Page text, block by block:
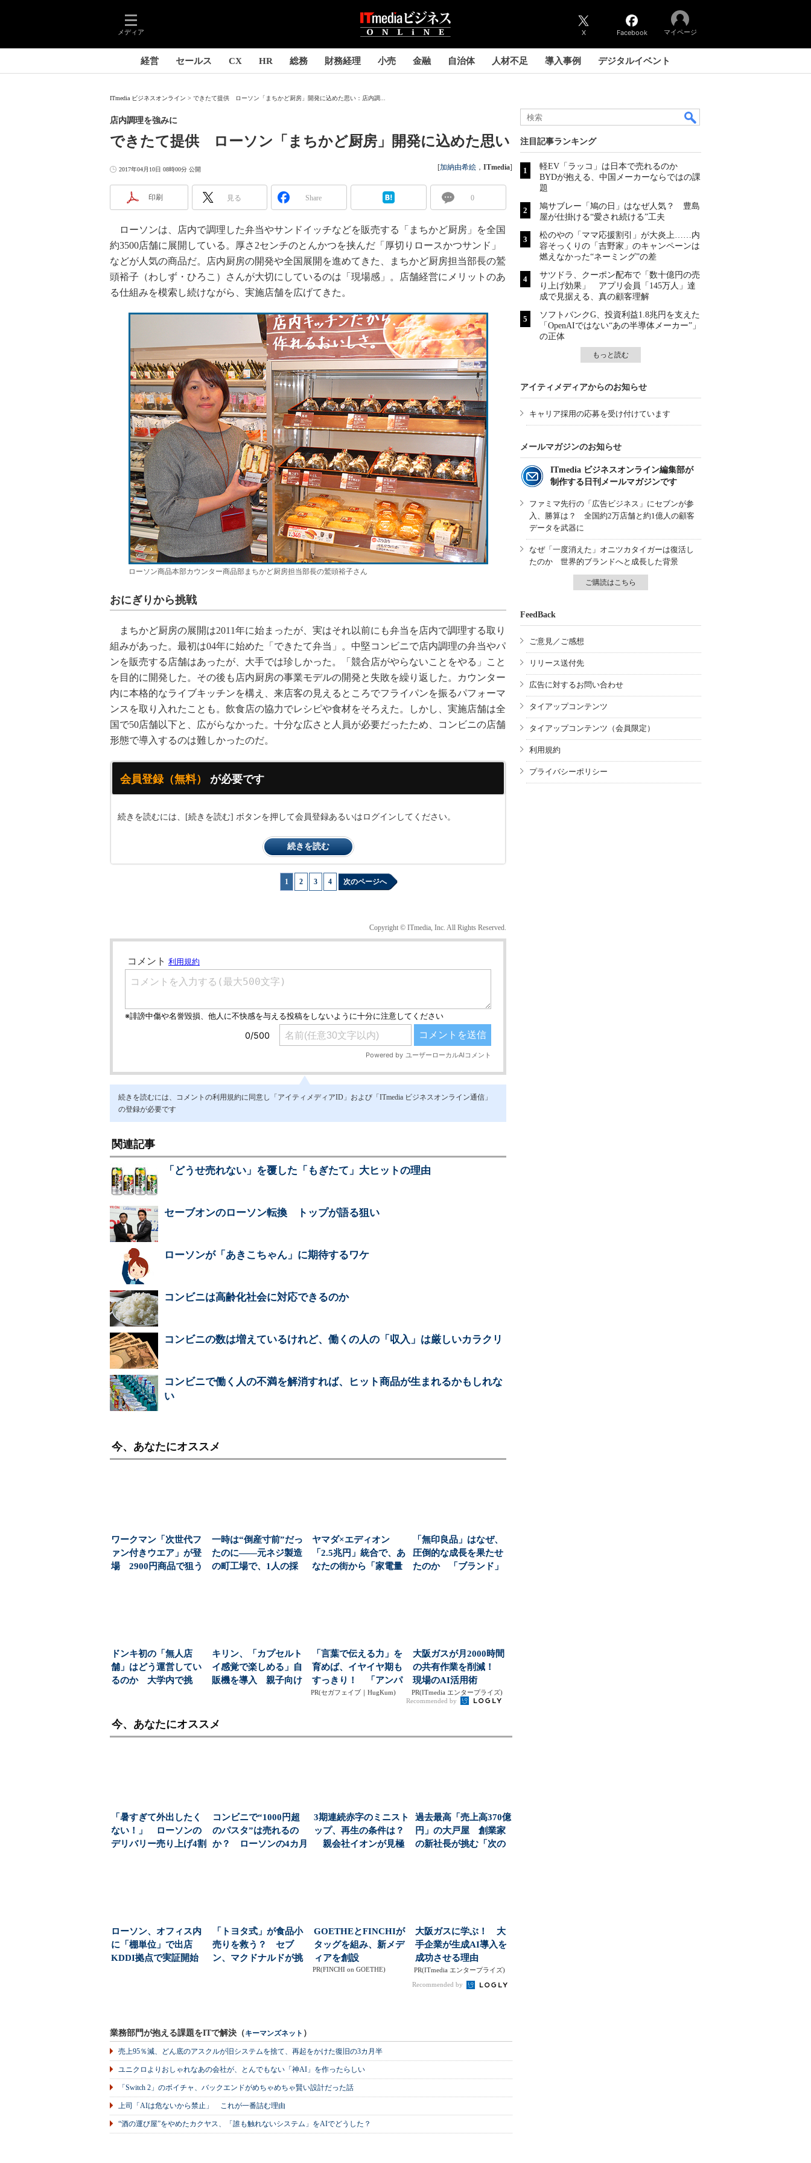
メディア X Facebook マイページ
経営 セールス CX HR 総務 財務経理 小売 金融 自治体 人材不足 導入事例 デジタルイベント
ITmedia ビジネスオンライン できたて提供 ローソン「まちかど厨房」開発に込めた思い：店内調...
できたて提供 ローソン「まちかど厨房」開発に込めた思い
店内調理を強みに
2017年04月10日 08時00分 公開 [加納由希絵 ， ITmedia]
印刷 見る Share 0
ローソンは、店内で調理した弁当やサンドイッチなどを販売する「まちかど厨房」を全国
約3500店舗に展開している。厚さ2センチのとんかつを挟んだ「厚切りロースかつサンド」
などが人気の商品だ。店内厨房の開発や全国展開を進めてきた、まちかど厨房担当部長の鷲
頭裕子（わしず・ひろこ）さんが大切にしているのは「現場感」。店舗経営にメリットのあ
る仕組みを模索し続けながら、実施店舗を広げてきた。
ローソン商品本部カウンター商品部まちかど厨房担当部長の鷲頭裕子さん
おにぎりから挑戦
まちかど厨房の展開は2011年に始まったが、実はそれ以前にも弁当を店内で調理する取り
組みがあった。最初は04年に始めた「できたて弁当」。中堅コンビニで店内調理の弁当やパ
ンを販売する店舗はあったが、大手では珍しかった。「競合店がやらないことをやる」こと
を目的に開発した。その後も店内厨房の事業モデルの開発と失敗を繰り返した。カウンター
内に本格的なライブキッチンを構え、来店客の見えるところでフライパンを振るパフォーマ
ンスを取り入れたことも。飲食店の協力でレシピや食材をそろえた。しかし、実施店舗は全
国で50店舗以下と、広がらなかった。十分な広さと人員が必要だったため、コンビニの店舗
形態で導入するのは難しかったのだ。
会員登録（無料） が必要です
続きを読むには、[続きを読む] ボタンを押して会員登録あるいはログインしてください。
続きを読む
1 2 3 4 次のページへ
Copyright © ITmedia, Inc. All Rights Reserved.
続きを読むには、コメントの利用規約に同意し「アイティメディアID」および「ITmedia ビジネスオンライン通信」
の登録が必要です
関連記事
「どうせ売れない」を覆した「もぎたて」大ヒットの理由
セーブオンのローソン転換 トップが語る狙い
ローソンが「あきこちゃん」に期待するワケ
コンビニは高齢化社会に対応できるのか
コンビニの数は増えているけれど、働くの人の「収入」は厳しいカラクリ
コンビニで働く人の不満を解消すれば、ヒット商品が生まれるかもしれな
い
今、あなたにオススメ
ワークマン「次世代フ
ァン付きウエア」が登
場 2900円商品で狙う
一時は“倒産寸前”だっ
たのに――元ネジ製造
の町工場で、1人の採
ヤマダ×エディオン
「2.5兆円」統合で、あ
なたの街から「家電量
「無印良品」はなぜ、
圧倒的な成長を果たせ
たのか 「ブランド」
ドンキ初の「無人店
舗」はどう運営してい
るのか 大学内で挑
キリン、「カプセルト
イ感覚で楽しめる」自
販機を導入 親子向け
「言葉で伝える力」を
育めば、イヤイヤ期も
すっきり！ 「アンパ
ンマン ことばずかん...
PR(セガフェイブ｜HugKum)
大阪ガスが月2000時間
の共有作業を削減！
現場のAI活用術
PR(ITmedia エンタープライズ)
Recommended by
今、あなたにオススメ
「暑すぎて外出したく
ない！」 ローソンの
デリバリー売り上げ4割
コンビニで“1000円超
のパスタ”は売れるの
か？ ローソンの4カ月
3期連続赤字のミニスト
ップ、再生の条件は？
親会社イオンが見極
過去最高「売上高370億
円」の大戸屋 創業家
の新社長が挑む「次の
ローソン、オフィス内
に「棚単位」で出店
KDDI拠点で実証開始
「トヨタ式」が食品小
売りを救う？ セブ
ン、マクドナルドが挑
GOETHEとFINCHIが
タッグを組み、新メデ
ィアを創設
PR(FINCHI on GOETHE)
大阪ガスに学ぶ！ 大
手企業が生成AI導入を
成功させる理由
PR(ITmedia エンタープライズ)
Recommended by
業務部門が抱える課題をITで解決（キーマンズネット ）
売上95％減、どん底のアスクルが旧システムを捨て、再起をかけた復旧の3カ月半
ユニクロよりおしゃれなあの会社が、とんでもない「神AI」を作ったらしい
「Switch 2」のボイチャ、バックエンドがめちゃめちゃ賢い設計だった話
上司「AIは危ないから禁止」 これが一番詰む理由
“酒の運び屋”をやめたカクヤス、「誰も触れないシステム」をAIでどうした？
注目記事ランキング
軽EV「ラッコ」は日本で売れるのか
BYDが抱える、中国メーカーならではの課
題
鳩サブレー「鳩の日」はなぜ人気？ 豊島
屋が仕掛ける“愛され続ける”工夫
松のやの「ママ応援割引」が大炎上……内
容そっくりの「吉野家」のキャンペーンは
燃えなかった“ネーミング”の差
サツドラ、クーポン配布で「数十億円の売
り上げ効果」 アプリ会員「145万人」達
成で見据える、真の顧客理解
ソフトバンクG、投資利益1.8兆円を支えた
「OpenAIではない“あの半導体メーカー”」
の正体
もっと読む
アイティメディアからのお知らせ
キャリア採用の応募を受け付けています
メールマガジンのお知らせ
ITmedia ビジネスオンライン編集部が
制作する日刊メールマガジンです
ファミマ先行の「広告ビジネス」にセブンが参
入、勝算は？ 全国約2万店舗と約1億人の顧客
データを武器に
なぜ「一度消えた」オニツカタイガーは復活し
たのか 世界的ブランドへと成長した背景
ご購読はこちら
FeedBack
ご意見／ご感想
リリース送付先
広告に対するお問い合わせ
タイアップコンテンツ
タイアップコンテンツ（会員限定）
利用規約
プライバシーポリシー